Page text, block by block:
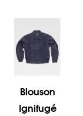
Blouson
Ignifugé